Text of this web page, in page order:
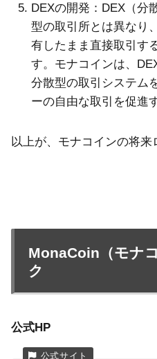
DEXの開発：DEX（分
型の取引所とは異なり
有したまま直接取引す
す。モナコインは、
分散型の取引システム
ーの自由な取引を促進
以上が、モナコインの将来
MonaCoin（モナ
ク
公式HP